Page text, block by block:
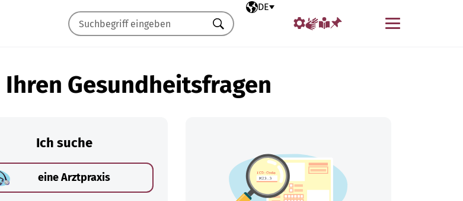
Ausgewählte Sprache
DE
Menü
Suchen
Gesundheitsfragen
Ich suche
eine Arztpraxis